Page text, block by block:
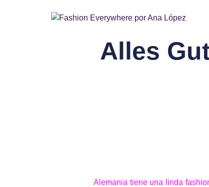
Alles
Alemania tiene una linda